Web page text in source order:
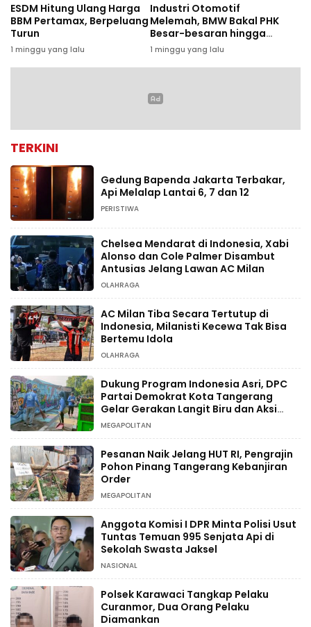
ESDM Hitung Ulang Harga
BBM Pertamax, Berpeluang
Turun
1 minggu yang lalu
Industri Otomotif
Melemah, BMW Bakal PHK
Besar-besaran hingga
8.000 Karyawan
1 minggu yang lalu
TERKINI
Gedung Bapenda Jakarta Terbakar,
Api Melalap Lantai 6, 7 dan 12
PERISTIWA
Chelsea Mendarat di Indonesia, Xabi
Alonso dan Cole Palmer Disambut
Antusias Jelang Lawan AC Milan
OLAHRAGA
AC Milan Tiba Secara Tertutup di
Indonesia, Milanisti Kecewa Tak Bisa
Bertemu Idola
OLAHRAGA
Dukung Program Indonesia Asri, DPC
Partai Demokrat Kota Tangerang
Gelar Gerakan Langit Biru dan Aksi
Tanam Pohon
MEGAPOLITAN
Pesanan Naik Jelang HUT RI, Pengrajin
Pohon Pinang Tangerang Kebanjiran
Order
MEGAPOLITAN
Anggota Komisi I DPR Minta Polisi Usut
Tuntas Temuan 995 Senjata Api di
Sekolah Swasta Jaksel
NASIONAL
Polsek Karawaci Tangkap Pelaku
Curanmor, Dua Orang Pelaku
Diamankan